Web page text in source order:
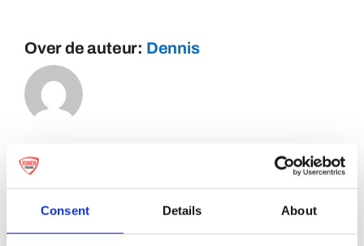
Consent Details About
Over de auteur: Dennis